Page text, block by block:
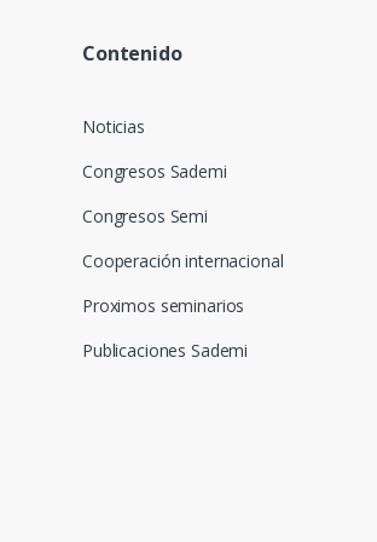
Contenido
Noticias
Congresos Sademi
Congresos Semi
Cooperación internacional
Proximos seminarios
Publicaciones Sademi